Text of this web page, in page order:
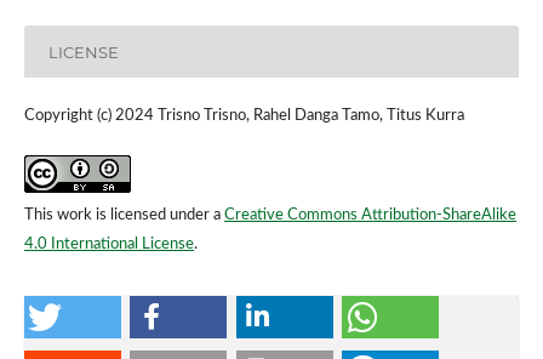
LICENSE
Copyright (c) 2024 Trisno Trisno, Rahel Danga Tamo, Titus Kurra
This work is licensed under a Creative Commons Attribution-ShareAlike
4.0 International License.